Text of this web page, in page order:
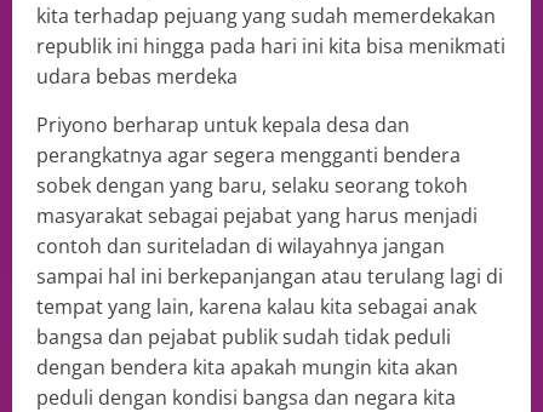
kita terhadap pejuang yang sudah memerdekakan
republik ini hingga pada hari ini kita bisa menikmati
udara bebas merdeka
Priyono berharap untuk kepala desa dan
perangkatnya agar segera mengganti bendera
sobek dengan yang baru, selaku seorang tokoh
masyarakat sebagai pejabat yang harus menjadi
contoh dan suriteladan di wilayahnya jangan
sampai hal ini berkepanjangan atau terulang lagi di
tempat yang lain, karena kalau kita sebagai anak
bangsa dan pejabat publik sudah tidak peduli
dengan bendera kita apakah mungin kita akan
peduli dengan kondisi bangsa dan negara kita